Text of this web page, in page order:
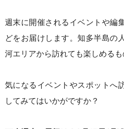
週末に開催されるイベントや編
どをお届けします。知多半島の
河エリアから訪れても楽しめるも
気になるイベントやスポットへ
してみてはいかがですか？